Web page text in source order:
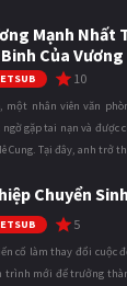
Mạnh Nhất
Của
10
một nhân viên văn
ngờ gặp tai nạn và được
Cung. Tại đây, anh trở
Chuyển
5
cố làm thay đổi cuộc
trình mới để trưởng